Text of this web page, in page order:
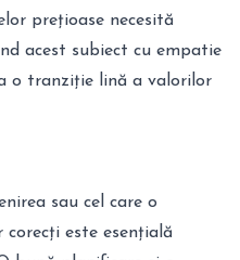
prețioase necesită
acest subiect cu empatie
o tranziție lină a valorilor
sau cel care o
corecți este esențială